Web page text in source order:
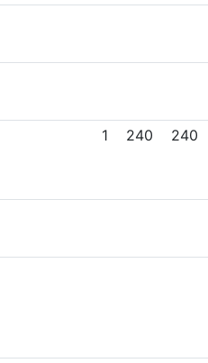
1 240 240